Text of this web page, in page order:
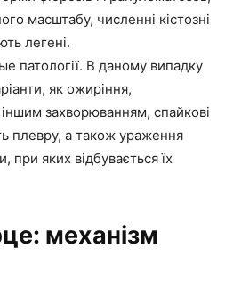
масштабу, численні кістозні
легені.
патології. В даному випадку
як ожиріння,
захворюванням, спайкові
плевру, а також ураження
при яких відбувається їх
механізм